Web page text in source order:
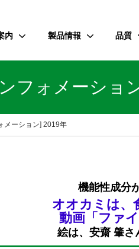
内
ッション
製品情報
花
品質
研究農場/品
公的研究費の管
品質管理/
フォメーショ
メーション] 2019年
機能性成分
オオカミは、
動画「ファ
絵は、安齋 肇さ